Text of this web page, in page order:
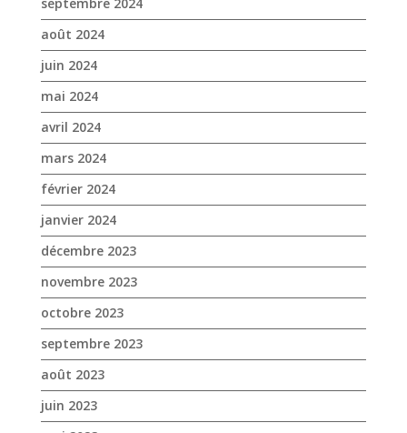
mars 2024
février 2024
janvier 2024
décembre 2023
novembre 2023
octobre 2023
septembre 2023
août 2023
juin 2023
mai 2023
avril 2023
mars 2023
janvier 2023
décembre 2022